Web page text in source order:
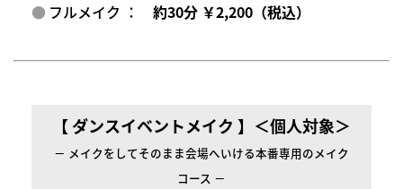
フルメイク ：約30分 ￥2,200（税込）
【 ダンスイベントメイク 】＜個人対象＞
－ メイクをしてそのまま会場へいける本番専用のメイク
コース －